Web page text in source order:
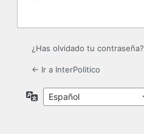
¿Has olvidado tu contraseña?
← Ir a InterPolitico
Idioma